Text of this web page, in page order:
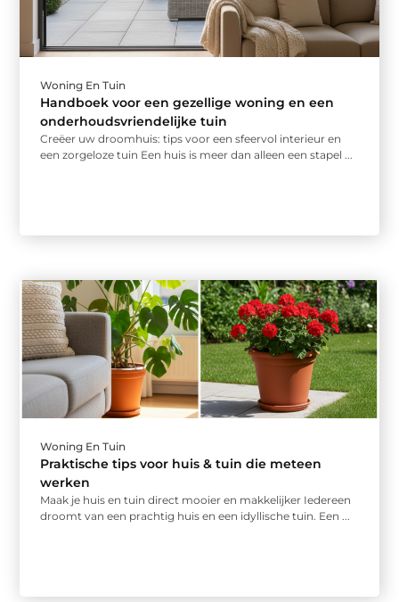
Woning En Tuin
Handboek voor een gezellige woning en een
onderhoudsvriendelijke tuin
Creëer uw droomhuis: tips voor een sfeervol interieur en
een zorgeloze tuin Een huis is meer dan alleen een stapel ...
Woning En Tuin
Praktische tips voor huis & tuin die meteen
werken
Maak je huis en tuin direct mooier en makkelijker Iedereen
droomt van een prachtig huis en een idyllische tuin. Een ...